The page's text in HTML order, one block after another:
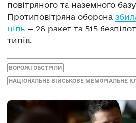
повітряного та наземного
Протиповітряна оборона
ціль — 26 ракет та 515
типів.
ВОРОЖІ ОБСТРІЛИ
НАЦІОНАЛЬНЕ ВІЙСЬКОВЕ МЕМОРІАЛЬНЕ